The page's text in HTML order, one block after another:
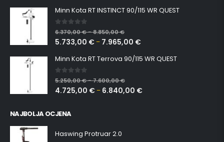
Minn Kota RT INSTINCT 90/115 WR QUEST
0 out of 5
6.370,00€–8.850,00€
5.733,00 € – 7.965,00 €
Minn Kota RT Terrova 90/115 WR QUEST
0 out of 5
5.250,00€–7.600,00€
4.725,00 € – 6.840,00 €
NAJBOLJA OCJENA
Haswing Protruar 2.0